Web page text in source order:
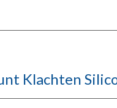
Klachten